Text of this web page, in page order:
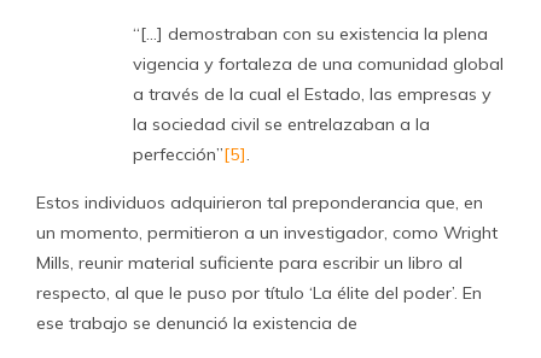
“[…] demostraban con su existencia la plena
vigencia y fortaleza de una comunidad global
a través de la cual el Estado, las empresas y
la sociedad civil se entrelazaban a la
perfección”[5].
Estos individuos adquirieron tal preponderancia que, en
un momento, permitieron a un investigador, como Wright
Mills, reunir material suficiente para escribir un libro al
respecto, al que le puso por título ‘La élite del poder’. En
ese trabajo se denunció la existencia de